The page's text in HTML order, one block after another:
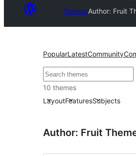
ThemesAuthor: Fruit
PopularLatestCommunity
खोजें
10 themes
LayoutFeaturesSubjects
Author: Fruit